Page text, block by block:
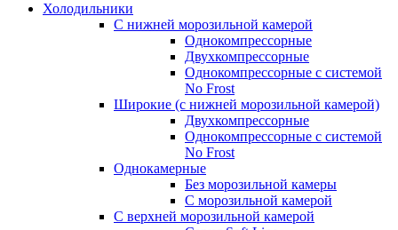
Холодильники
С нижней морозильной камерой
Однокомпрессорные
Двухкомпрессорные
Однокомпрессорные с системой
No Frost
Широкие (с нижней морозильной камерой)
Двухкомпрессорные
Однокомпрессорные с системой
No Frost
Однокамерные
Без морозильной камеры
С морозильной камерой
С верхней морозильной камерой